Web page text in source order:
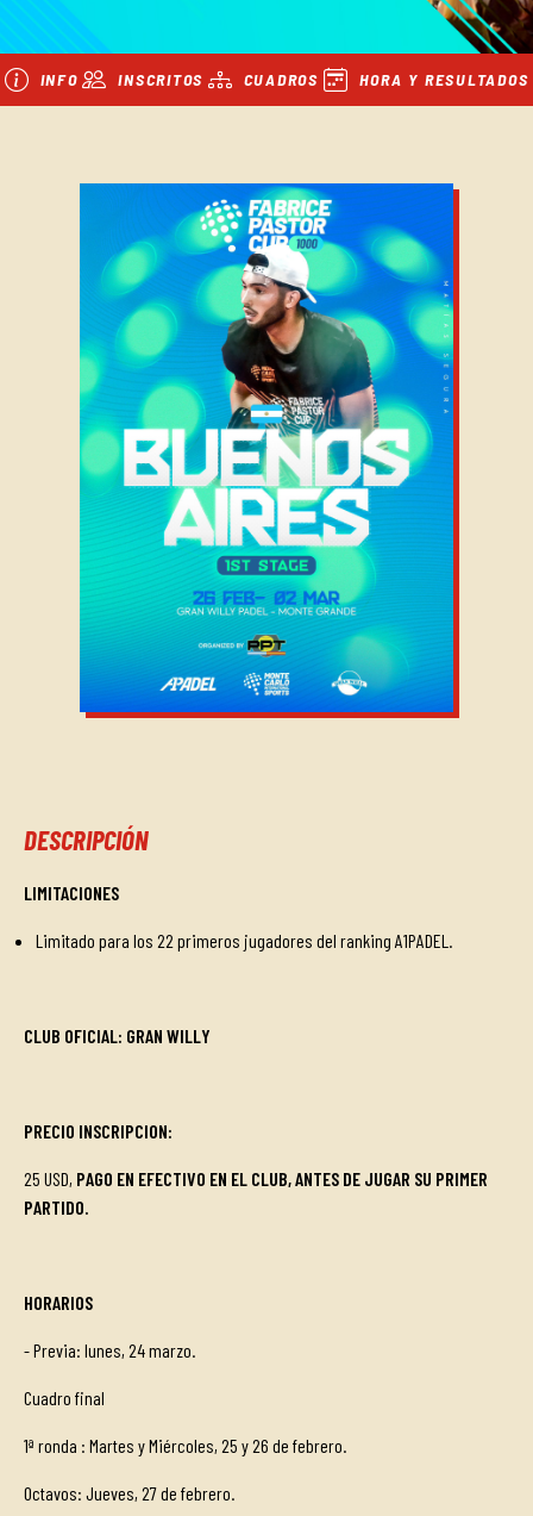
INFO INSCRITOS CUADROS HORA Y RESULTADOS
DESCRIPCIÓN
LIMITACIONES
Limitado para los 22 primeros jugadores del ranking A1PADEL.
CLUB OFICIAL: GRAN WILLY
PRECIO INSCRIPCION:
25 USD, PAGO EN EFECTIVO EN EL CLUB, ANTES DE JUGAR SU PRIMER
PARTIDO.
HORARIOS
- Previa: lunes, 24 marzo.
Cuadro final
1ª ronda : Martes y Miércoles, 25 y 26 de febrero.
Octavos: Jueves, 27 de febrero.